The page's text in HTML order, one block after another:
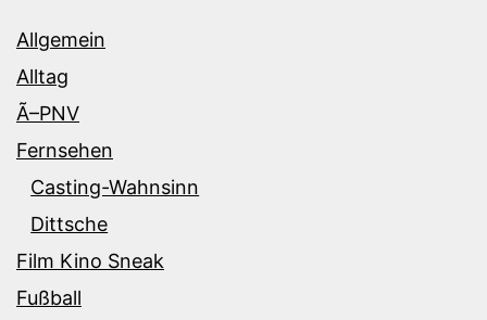
Allgemein
Alltag
Ã–PNV
Fernsehen
Casting-Wahnsinn
Dittsche
Film Kino Sneak
Fußball